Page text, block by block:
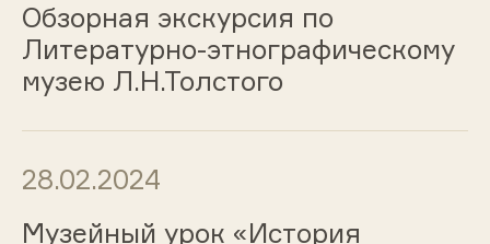
Обзорная экскурсия по
Литературно-этнографическому
музею Л.Н.Толстого
28.02.2024
Музейный урок «История